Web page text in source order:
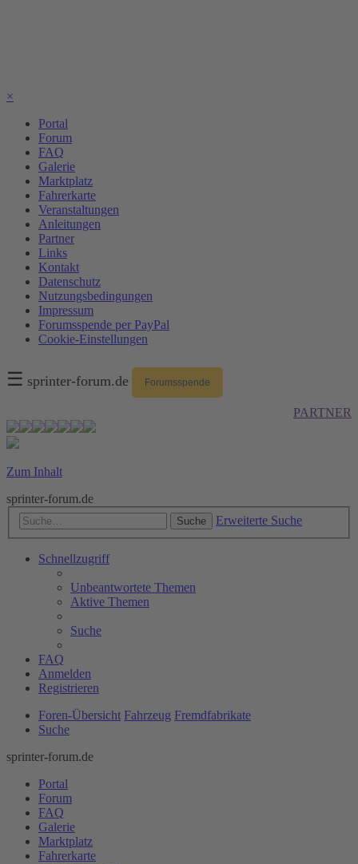
×
Portal
Forum
FAQ
Galerie
Marktplatz
Fahrerkarte
Veranstaltungen
Anleitungen
Partner
Links
Kontakt
Datenschutz
Nutzungsbedingungen
Impressum
Forumsspende per PayPal
Cookie-Einstellungen
☰ sprinter-forum.de Forumsspende
PARTNER
Zum Inhalt
sprinter-forum.de
Suche Erweiterte Suche
Schnellzugriff
Unbeantwortete Themen
Aktive Themen
Suche
FAQ
Anmelden
Registrieren
Foren-Übersicht Fahrzeug Fremdfabrikate
Suche
sprinter-forum.de
Portal
Forum
FAQ
Galerie
Marktplatz
Fahrerkarte